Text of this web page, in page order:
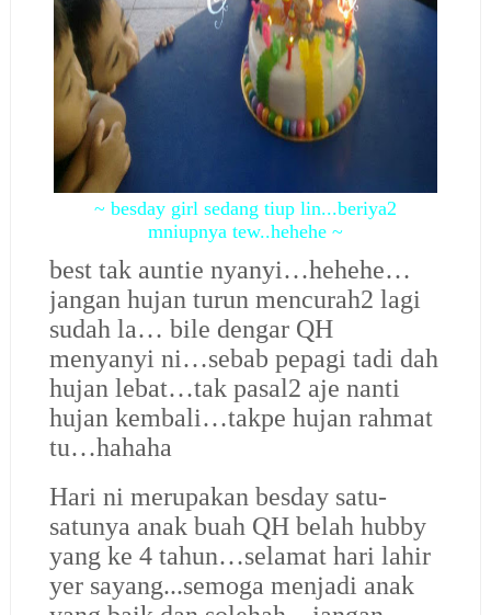
~ besday girl sedang tiup lin...beriya2
mniupnya tew..hehehe ~
best tak auntie nyanyi…hehehe…
jangan hujan turun mencurah2 lagi
sudah la… bile dengar QH
menyanyi ni…sebab pepagi tadi dah
hujan lebat…tak pasal2 aje nanti
hujan kembali…takpe hujan rahmat
tu…hahaha
Hari ni merupakan besday satu-
satunya anak buah QH belah hubby
yang ke 4 tahun…selamat hari lahir
yer sayang...semoga menjadi anak